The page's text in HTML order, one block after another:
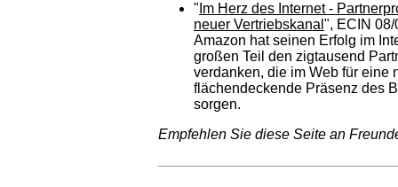
" Im Herz des Internet -
neuer Vertriebskanal ", ECIN
Amazon hat seinen Erfolg im
großen Teil den zigtausend
verdanken, die im Web für eine
flächendeckende Präsenz des
sorgen.
Empfehlen Sie diese Seite an